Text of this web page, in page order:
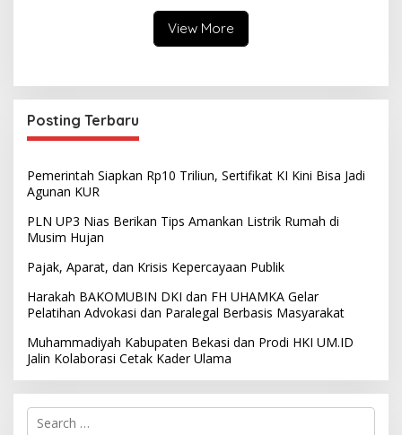
View More
Posting Terbaru
Pemerintah Siapkan Rp10 Triliun, Sertifikat KI Kini Bisa Jadi
Agunan KUR
PLN UP3 Nias Berikan Tips Amankan Listrik Rumah di
Musim Hujan
Pajak, Aparat, dan Krisis Kepercayaan Publik
Harakah BAKOMUBIN DKI dan FH UHAMKA Gelar
Pelatihan Advokasi dan Paralegal Berbasis Masyarakat
Muhammadiyah Kabupaten Bekasi dan Prodi HKI UM.ID
Jalin Kolaborasi Cetak Kader Ulama
S